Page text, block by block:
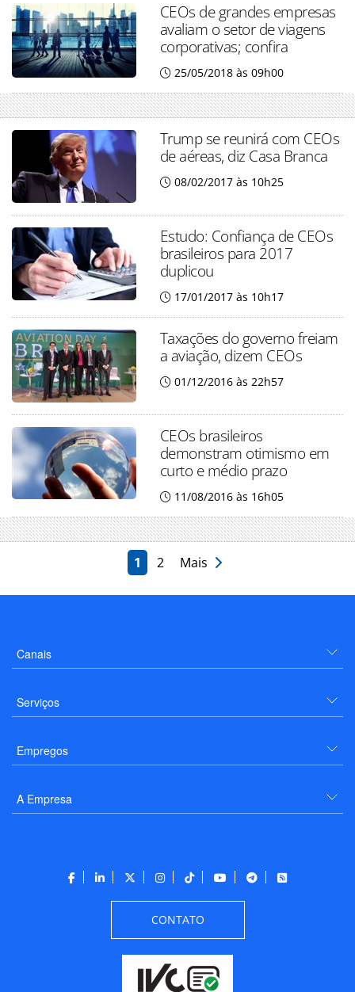
CEOs de grandes empresas
avaliam o setor de viagens
corporativas; confira
25/05/2018 às 09h00
Trump se reunirá com CEOs
de aéreas, diz Casa Branca
08/02/2017 às 10h25
Estudo: Confiança de CEOs
brasileiros para 2017
duplicou
17/01/2017 às 10h17
Taxações do governo freiam
a aviação, dizem CEOs
01/12/2016 às 22h57
CEOs brasileiros
demonstram otimismo em
curto e médio prazo
11/08/2016 às 16h05
1 2 Mais
Canais
Serviços
Empregos
A Empresa
CONTATO